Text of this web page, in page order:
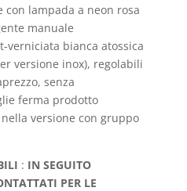
con lampada a neon rosa
manuale
verniciata bianca atossica
versione inox), regolabili
senza
ferma prodotto
nella versione con gruppo
: IN SEGUITO
PER LE